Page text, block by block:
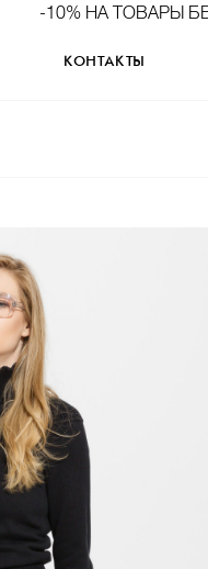
-10% НА ТОВАРЫ
КОНТАКТЫ